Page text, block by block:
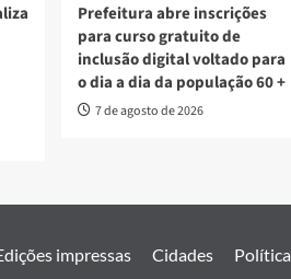
Prefeitura abre inscrições
para curso gratuito de
inclusão digital voltado para
o dia a dia da população 60 +
7 de agosto de 2026
impressas Cidades Política